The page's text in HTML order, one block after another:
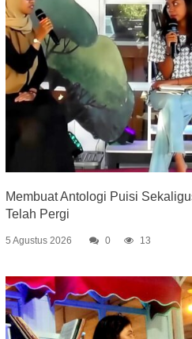
Membuat Antologi Puisi
Telah Pergi
5 Agustus 2026 0 13